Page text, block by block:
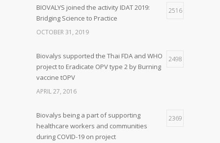
BIOVALYS joined the activity IDAT 2019:
Bridging Science to Practice
2516
OCTOBER 31, 2019
Biovalys supported the Thai FDA and WHO
project to Eradicate OPV type 2 by Burning
vaccine tOPV
2498
APRIL 27, 2016
Biovalys being a part of supporting
healthcare workers and communities
during COVID-19 on project
2369